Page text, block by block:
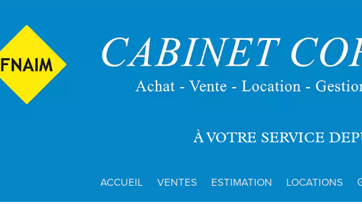
À VOTRE SERVICE
ACCUEIL VENTES ESTIMATION LOCATIONS